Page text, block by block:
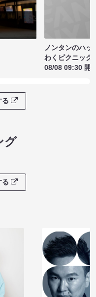
ノンタンのハッ
わくピクニック
08/08 09:30 開
る
グ
る